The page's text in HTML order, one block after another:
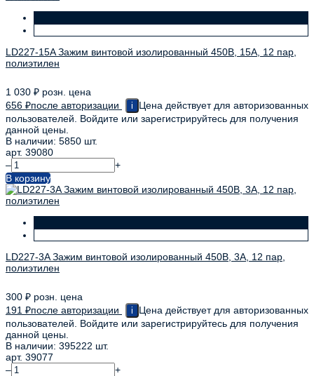
LD227-15A Зажим винтовой изолированный 450В, 15А, 12 пар,
полиэтилен
1 030 ₽ розн. цена
656 ₽после авторизации i
Цена действует для авторизованных
пользователей. Войдите или зарегистрируйтесь для получения
данной цены.
В наличии: 5850 шт.
арт. 39080
–
+
В корзину
LD227-3A Зажим винтовой изолированный 450В, 3А, 12 пар,
полиэтилен
300 ₽ розн. цена
191 ₽после авторизации i
Цена действует для авторизованных
пользователей. Войдите или зарегистрируйтесь для получения
данной цены.
В наличии: 395222 шт.
арт. 39077
–
+